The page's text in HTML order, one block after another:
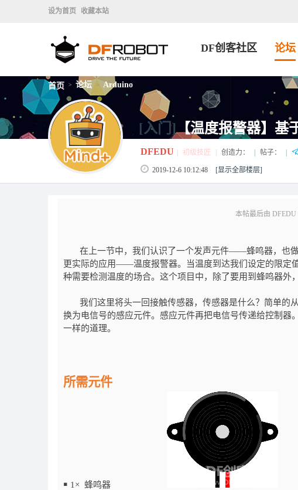
设为首页 收藏本站
DF创客社区 论坛
首页 > 论坛 > Arduino
[入门]【温度报警器】基
DFEDU 初级技匠 创造力： 帖子：
2019-12-6 10:12:48 [显示全部楼层]
本帖最后由 DFEDU
在上一节中，我们认识了一个发声元件——蜂鸣器，也做
更实际的应用——温度报警器。当温度到达我们设定的限定
种需要检测温度的场合。这个项目中，除了要用到蜂鸣器外
我们这里将头一回接触传感器，传感器是什么？简单的
换为电信号的感应元件。感应元件再把电信号传递给控制
一样的道理。
所需元件
￭ 1× 蜂鸣器